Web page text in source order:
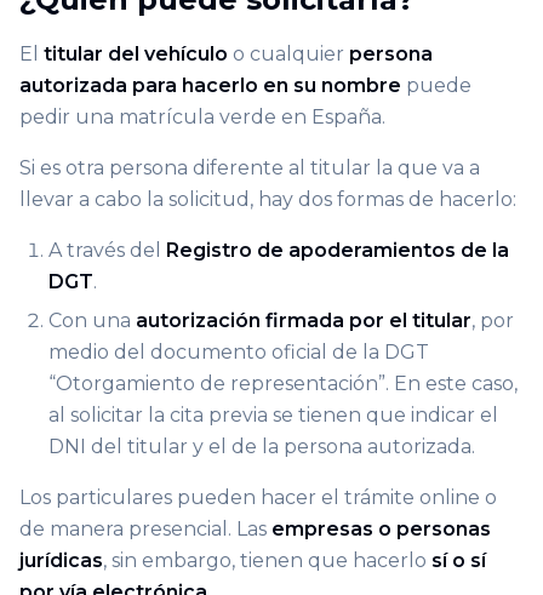
El titular del vehículo o cualquier persona
autorizada para hacerlo en su nombre puede
pedir una matrícula verde en España.
Si es otra persona diferente al titular la que va a
llevar a cabo la solicitud, hay dos formas de hacerlo:
A través del Registro de apoderamientos de la
DGT.
Con una autorización firmada por el titular, por
medio del documento oficial de la DGT
“Otorgamiento de representación”. En este caso,
al solicitar la cita previa se tienen que indicar el
DNI del titular y el de la persona autorizada.
Los particulares pueden hacer el trámite online o
de manera presencial. Las empresas o personas
jurídicas, sin embargo, tienen que hacerlo sí o sí